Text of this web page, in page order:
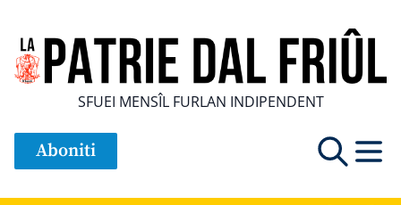
SFUEI MENSÎL FURLAN INDIPENDENT
Aboniti